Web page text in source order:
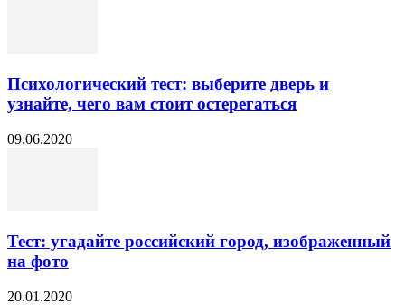
Психологический тест: выберите дверь и
узнайте, чего вам стоит остерегаться
09.06.2020
Тест: угадайте российский город, изображенный
на фото
20.01.2020